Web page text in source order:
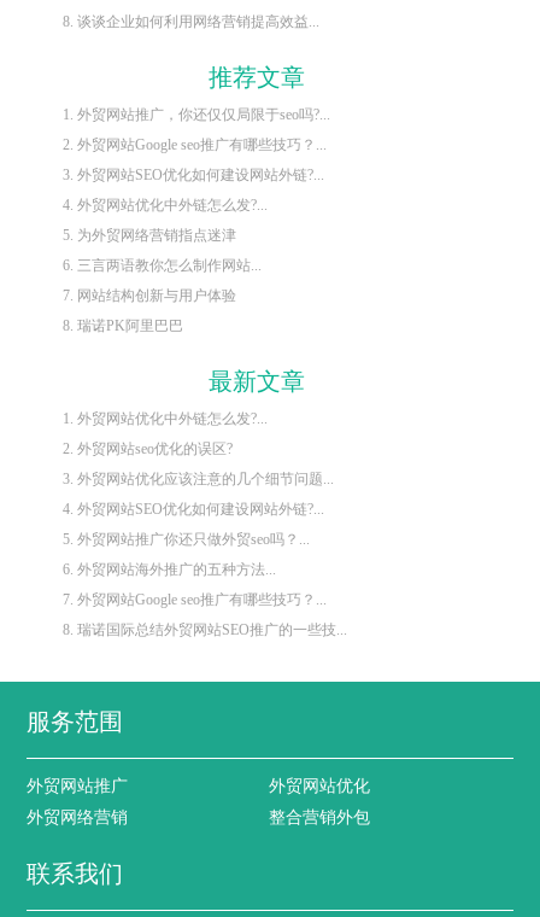
8. 谈谈企业如何利用网络营销提高效益...
推荐文章
1. 外贸网站推广，你还仅仅局限于seo吗?...
2. 外贸网站Google seo推广有哪些技巧？...
3. 外贸网站SEO优化如何建设网站外链?...
4. 外贸网站优化中外链怎么发?...
5. 为外贸网络营销指点迷津
6. 三言两语教你怎么制作网站...
7. 网站结构创新与用户体验
8. 瑞诺PK阿里巴巴
最新文章
1. 外贸网站优化中外链怎么发?...
2. 外贸网站seo优化的误区?
3. 外贸网站优化应该注意的几个细节问题...
4. 外贸网站SEO优化如何建设网站外链?...
5. 外贸网站推广你还只做外贸seo吗？...
6. 外贸网站海外推广的五种方法...
7. 外贸网站Google seo推广有哪些技巧？...
8. 瑞诺国际总结外贸网站SEO推广的一些技...
服务范围
外贸网站推广
外贸网站优化
外贸网络营销
整合营销外包
联系我们